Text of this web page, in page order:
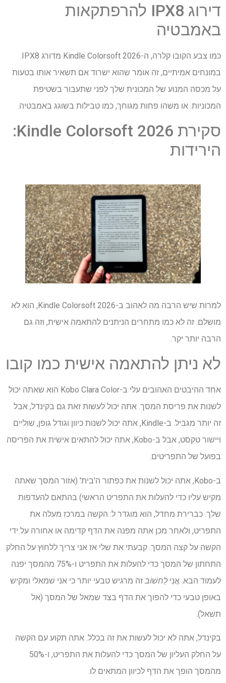
דירוג IPX8 להרפתקאות
באמבטיה
כמו צבע הקובו קלרה, ה-Kindle Colorsoft 2026 מדורג IPX8.
במונחים אמיתיים, זה אומר שהוא ישרוד אם תשאיר אותו בטעות
על מכסה המנוע של המכונית שלך לפני שתעבור בשטיפת
המכוניות. או משהו פחות מגוחך, כמו טבילות בשוגג באמבטיה.
סקירת Kindle Colorsoft 2026:
הירידות
למרות שיש הרבה מה לאהוב ב-Kindle Colorsoft 2026, הוא לא
מושלם. זה לא כמו מתחרים הניתנים להתאמה אישית, וזה גם
הרבה יותר יקר.
לא ניתן להתאמה אישית כמו קובו
אחד ההיבטים האהובים עלי ב-Kobo Clara Color הוא שאתה יכול
לשנות את פריסת המסך. אתה יכול לעשות זאת גם בקינדל, אבל
זה יותר מגביל. ב-Kindle, אתה יכול לשנות כיוון וגודל גופן, שוליים
ויישור טקסט, אבל ב-Kobo, אתה יכול להתאים אישית את הפריסה
בפועל של התפריטים.
ב-Kobo, אתה יכול לשנות את כפתור ה'בית' (אזור המסך שאתה
מקיש עליו כדי להעלות את התפריט הראשי) בהתאם להעדפות
שלך. כברירת מחדל, הוא מוגדר ל: הקשה במרכז מעלה את
התפריט, ולאחר מכן אתה מפנה את הדף קדימה או אחורה על ידי
הקשה על קצה המסך. קבעתי את שלי אז אני צריך ללחוץ על החלק
התחתון של המסך כדי להעלות את התפריט ו-75% מהמסך יפנה
לעמוד הבא. אֲנִילַחשׁוֹב זה מרגיש טבעי יותר כי אני שמאלי ומקיש
באופן טבעי כדי להפוך את הדף בצד שמאל של המסך (אל
תשאל).
בקינדל, אתה לא יכול לעשות את זה בכלל. אתה תקוע עם הקשה
על החלק העליון של המסך כדי להעלות את התפריט, ו-50%
מהמסך הופך את הדף לכיוון המתאים לו.